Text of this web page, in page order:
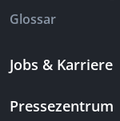
Glossar
Jobs & Karriere
Pressezentrum